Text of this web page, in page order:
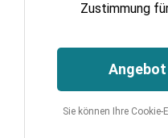
Zustimmung
Sie können Ihre